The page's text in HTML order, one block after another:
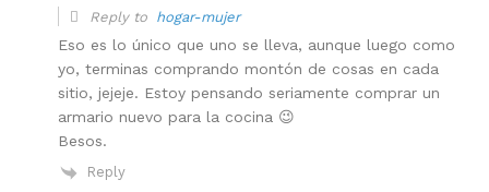
Reply to hogar-mujer
Eso es lo único que uno se lleva, aunque luego como
yo, terminas comprando montón de cosas en cada
sitio, jejeje. Estoy pensando seriamente comprar un
armario nuevo para la cocina 😉
Besos.
Reply